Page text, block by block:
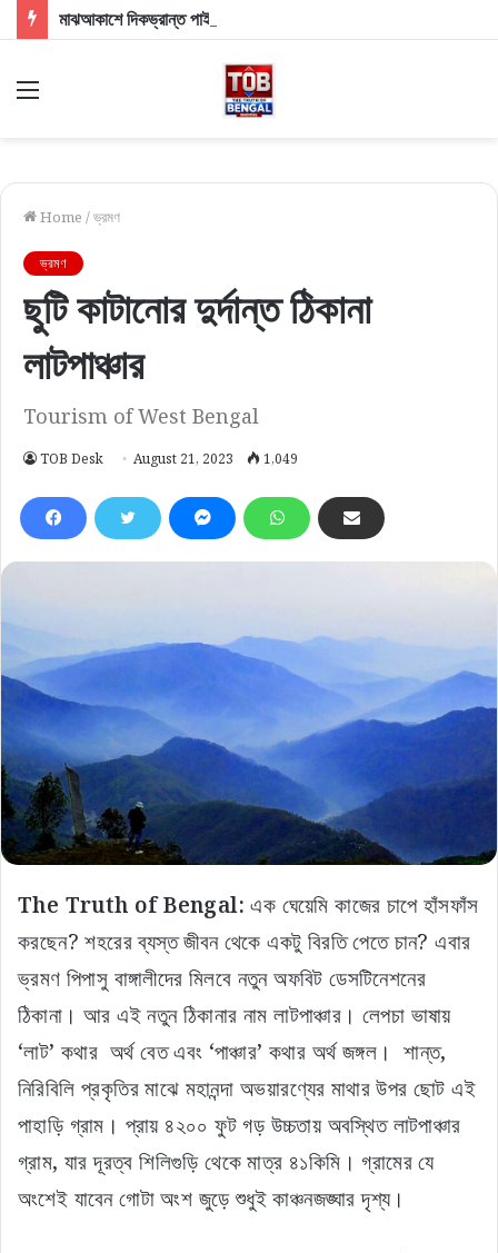
Menu
Home /ভ্রমণ
ভ্রমণ
ছুটি কাটানোর দুর্দান্ত ঠিকানা
লাটপাঞ্চার
Tourism of West Bengal
TOB Desk August 21, 2023 1,049
The Truth of Bengal: এক ঘেয়েমি কাজের চাপে হাঁসফাঁস
করছেন? শহরের ব্যস্ত জীবন থেকে একটু বিরতি পেতে চান? এবার
ভ্রমণ পিপাসু বাঙ্গালীদের মিলবে নতুন অফবিট ডেসটিনেশনের
ঠিকানা। আর এই নতুন ঠিকানার নাম লাটপাঞ্চার। লেপচা ভাষায়
‘লাট’ কথার অর্থ বেত এবং ‘পাঞ্চার’ কথার অর্থ জঙ্গল। শান্ত,
নিরিবিলি প্রকৃতির মাঝে মহানন্দা অভয়ারণ্যের মাথার উপর ছোট এই
পাহাড়ি গ্রাম। প্রায় ৪২০০ ফুট গড় উচ্চতায় অবস্থিত লাটপাঞ্চার
গ্রাম, যার দূরত্ব শিলিগুড়ি থেকে মাত্র ৪১কিমি। গ্রামের যে
অংশেই যাবেন গোটা অংশ জুড়ে শুধুই কাঞ্চনজঙ্ঘার দৃশ্য।